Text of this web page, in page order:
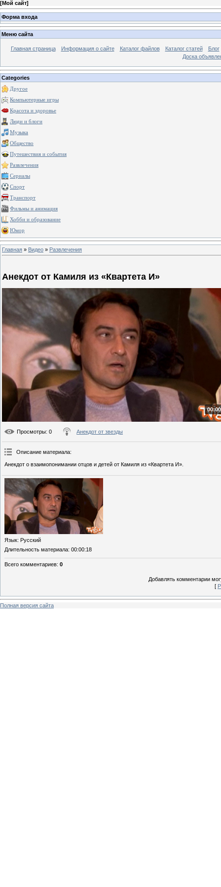
[Мой сайт]
Форма входа
Меню сайта
Главная страница Информация о сайте Каталог файлов Каталог статей
Блог
Доска
Categories
Другое
Компьютерные игры
Красота и здоровье
Люди и блоги
Музыка
Общество
Путешествия и события
Развлечения
Сериалы
Спорт
Транспорт
Фильмы и анимация
Хобби и образование
Юмор
Главная » Видео » Развлечения
Анекдот от Камиля из «Квартета И»
Просмотры: 0 Анекдот от звезды
Описание материала:
Анекдот о взаимопонимании отцов и детей от Камиля из «Квартета И».
Язык: Русский
Длительность материала: 00:00:18
Всего комментариев: 0
Добавлять комментарии
[
Полная версия сайта